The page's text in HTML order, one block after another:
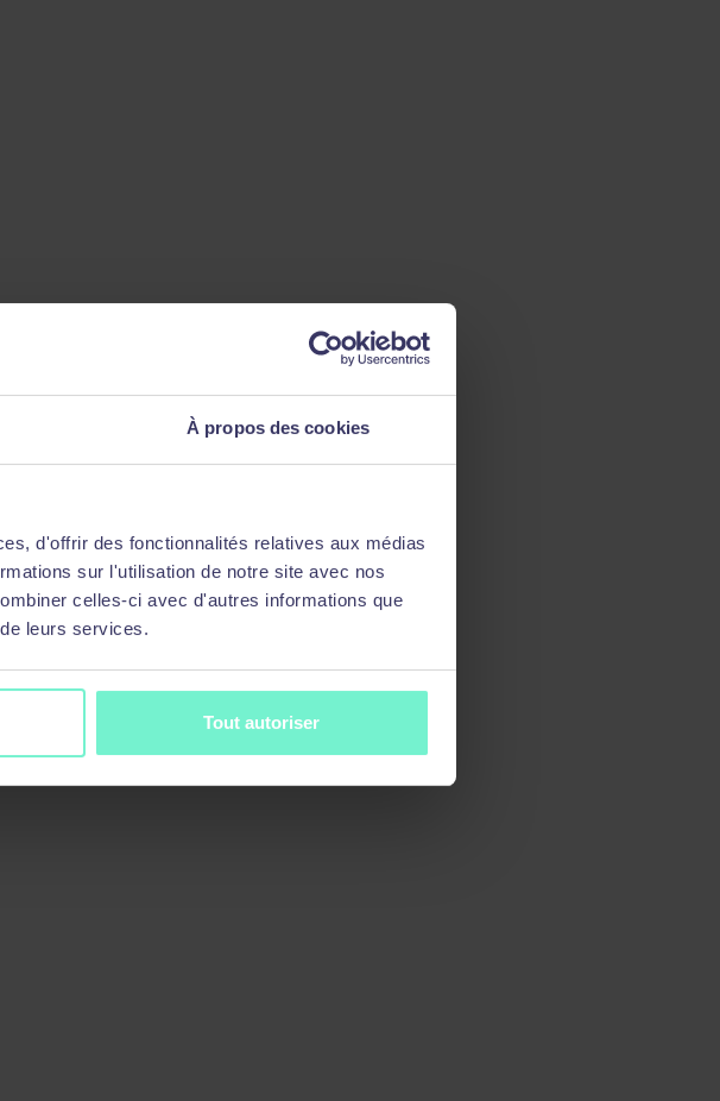
À propos des cookies
d'offrir des fonctionnalités relatives aux médias
sur l'utilisation de notre site avec nos
celles-ci avec d'autres informations que
leurs services.
Tout autoriser